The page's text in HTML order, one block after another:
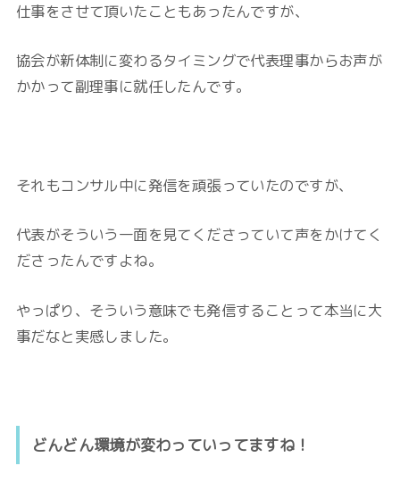
仕事をさせて頂いたこともあったんですが、
協会が新体制に変わるタイミングで代表理事からお声が
かかって副理事に就任したんです。
それもコンサル中に発信を頑張っていたのですが、
代表がそういう一面を見てくださっていて声をかけてく
ださったんですよね。
やっぱり、そういう意味でも発信することって本当に大
事だなと実感しました。
どんどん環境が変わっていってますね！